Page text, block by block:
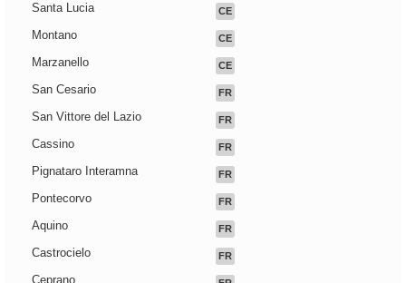
Santa Lucia CE
Montano CE
Marzanello CE
San Cesario FR
San Vittore del Lazio FR
Cassino FR
Pignataro Interamna FR
Pontecorvo FR
Aquino FR
Castrocielo FR
Ceprano